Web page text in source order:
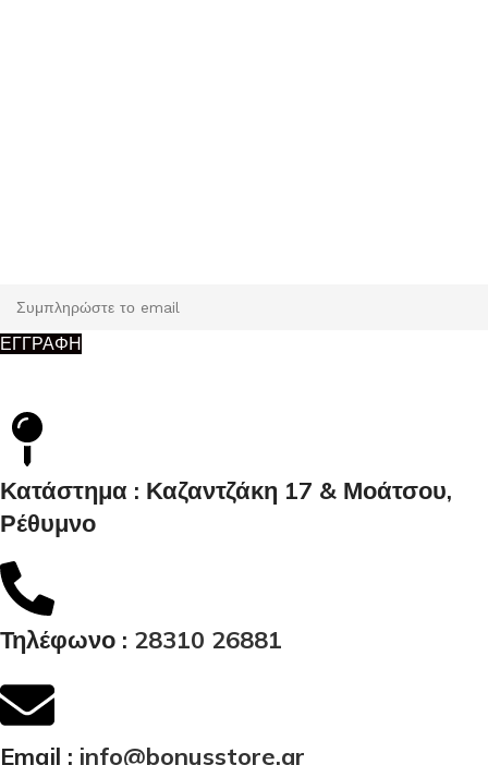
ΕΓΓΡΑΦΗ
Κατάστημα : Καζαντζάκη 17 & Μοάτσου,
Ρέθυμνο
Τηλέφωνο : 28310 26881
Email : info@bonusstore.gr